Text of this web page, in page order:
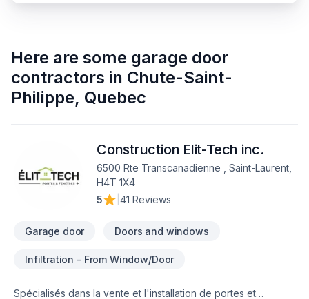
Here are some garage door
contractors in Chute-Saint-
Philippe, Quebec
Construction Elit-Tech inc.
6500 Rte Transcanadienne , Saint-Laurent,
H4T 1X4
5
41 Reviews
Garage door Doors and windows
Infiltration - From Window/Door
Spécialisés dans la vente et l'installation de portes et